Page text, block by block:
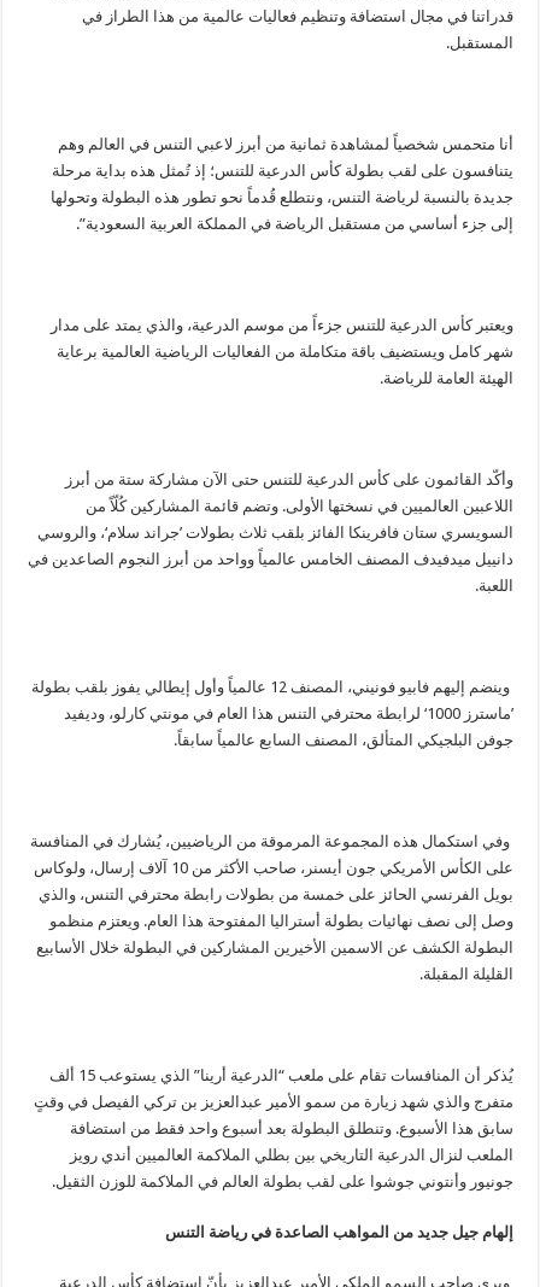
قدراتنا في مجال استضافة وتنظيم فعاليات عالمية من هذا الطراز في
المستقبل.
أنا متحمس شخصياً لمشاهدة ثمانية من أبرز لاعبي التنس في العالم وهم
يتنافسون على لقب بطولة كأس الدرعية للتنس؛ إذ تُمثل هذه بداية مرحلة
جديدة بالنسبة لرياضة التنس، ونتطلع قُدماً نحو تطور هذه البطولة وتحولها
إلى جزء أساسي من مستقبل الرياضة في المملكة العربية السعودية”.
ويعتبر كأس الدرعية للتنس جزءاً من موسم الدرعية، والذي يمتد على مدار
شهر كامل ويستضيف باقة متكاملة من الفعاليات الرياضية العالمية برعاية
الهيئة العامة للرياضة.
وأكّد القائمون على كأس الدرعية للتنس حتى الآن مشاركة ستة من أبرز
اللاعبين العالميين في نسختها الأولى. وتضم قائمة المشاركين كُلّاً من
السويسري ستان فافرينكا الفائز بلقب ثلاث بطولات ’جراند سلام‘، والروسي
دانييل ميدفيدف المصنف الخامس عالمياً وواحد من أبرز النجوم الصاعدين في
اللعبة.
وينضم إليهم فابيو فونيني، المصنف 12 عالمياً وأول إيطالي يفوز بلقب بطولة
’ماسترز 1000‘ لرابطة محترفي التنس هذا العام في مونتي كارلو، وديفيد
جوفن البلجيكي المتألق، المصنف السابع عالمياً سابقاً.
وفي استكمال هذه المجموعة المرموقة من الرياضيين، يُشارك في المنافسة
على الكأس الأمريكي جون أيسنر، صاحب الأكثر من 10 آلاف إرسال، ولوكاس
بويل الفرنسي الحائز على خمسة من بطولات رابطة محترفي التنس، والذي
وصل إلى نصف نهائيات بطولة أستراليا المفتوحة هذا العام. ويعتزم منظمو
البطولة الكشف عن الاسمين الأخيرين المشاركين في البطولة خلال الأسابيع
القليلة المقبلة.
يُذكر أن المنافسات تقام على ملعب “الدرعية أرينا” الذي يستوعب 15 ألف
متفرج والذي شهد زيارة من سمو الأمير عبدالعزيز بن تركي الفيصل في وقتٍ
سابق هذا الأسبوع. وتنطلق البطولة بعد أسبوع واحد فقط من استضافة
الملعب لنزال الدرعية التاريخي بين بطلي الملاكمة العالميين أندي رويز
جونيور وأنتوني جوشوا على لقب بطولة العالم في الملاكمة للوزن الثقيل.
إلهام جيل جديد من المواهب الصاعدة في رياضة التنس
ويرى صاحب السمو الملكي الأمير عبدالعزيز بأنّ استضافة كأس الدرعية